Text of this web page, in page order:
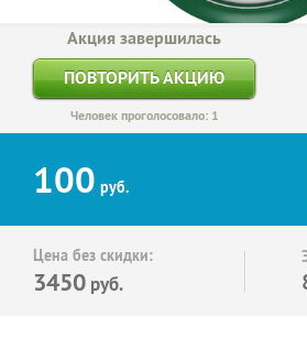
Акция завершилась
ПОВТОРИТЬ АКЦИЮ
Человек проголосовало: 1
100 руб.
Цена без скидки:
3450 руб.